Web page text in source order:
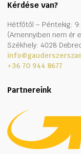
Kérdése van?
Hétfőtől – Péntekig:
(Amennyiben nem ér
Székhely: 4028
+36 70 944 8677
Partnereink